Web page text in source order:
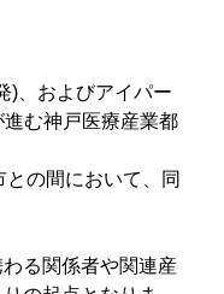
)、およびアイパー
む神戸医療産業都
の間において、同
る関係者や関連産